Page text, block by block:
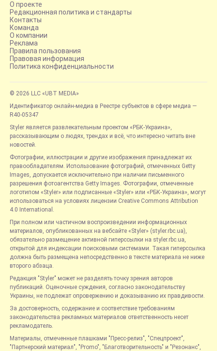
О проекте
Редакционная политика и стандарты
Контакты
Команда
О компании
Реклама
Правила пользования
Правовая информация
Политика конфиденциальности
© 2026 LLC «UBT MEDIA»
Идентификатор онлайн-медиа в Реестре субъектов в сфере медиа —
R40-05347
Styler является развлекательным проектом «РБК-Украина»,
рассказывающим о людях, трендах и всё, что интересно читать вне
новостей.
Фотографии, иллюстрации и другие изображения принадлежат их
правообладателям. Использование фотографий, отмеченных Getty
Images, допускается исключительно при наличии письменного
разрешения фотоагентства Getty Images. Фотографии, отмеченные
логотипом «Styler» или подписанные «Styler» или «РБК-Украина», могут
использоваться на условиях лицензии Creative Commons Attribution
4.0 International.
При полном или частичном воспроизведении информационных
материалов, опубликованных на вебсайте «Styler» (styler.rbc.ua),
обязательно размещение активной гиперссылки на styler.rbc.ua,
открытой для индексации поисковыми системами. Такая гиперссылка
должна быть размещена непосредственно в тексте материала не ниже
второго абзаца.
Редакция "Styler" может не разделять точку зрения авторов
публикаций. Оценочные суждения, согласно законодательству
Украины, не подлежат опровержению и доказыванию их правдивости.
За достоверность, содержание и соответствие требованиям
законодательства рекламных материалов ответственность несет
рекламодатель.
Материалы, отмеченные плашками "Пресс-релиз", "Спецпроект",
"Партнерский материал", "Promo", "Благотворительность" и "Резонанс",